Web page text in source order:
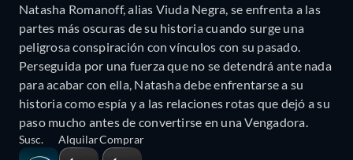
Natasha Romanoff, alias Viuda Negra, se enfrenta a las
partes más oscuras de su historia cuando surge una
peligrosa conspiración con vínculos con su pasado.
Perseguida por una fuerza que no se detendrá ante nada
para acabar con ella, Natasha debe enfrentarse a su
historia como espía y a las relaciones rotas que dejó a su
paso mucho antes de convertirse en una Vengadora.
Susc. AlquilarComprar